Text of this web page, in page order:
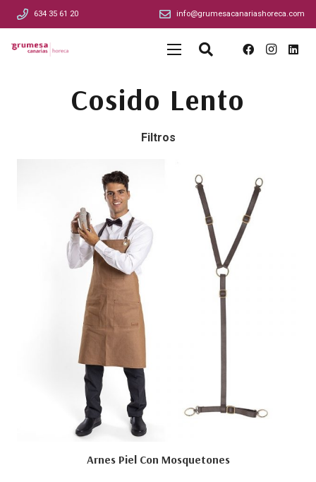
634 35 61 20 info@grumesacanariashoreca.com
Cosido Lento
Filtros
Arnes Piel Con Mosquetones